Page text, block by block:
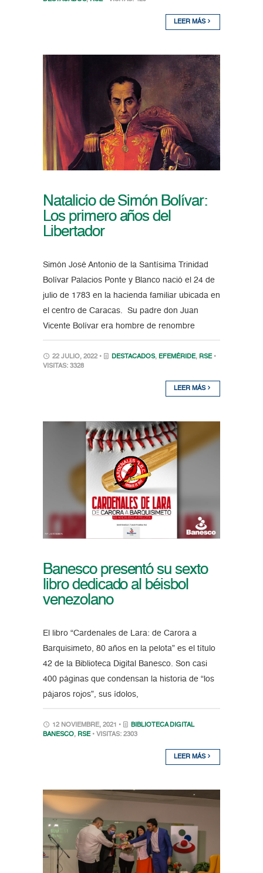
LEER MÁS
Natalicio de Simón Bolívar:
Los primero años del
Libertador
Simón José Antonio de la Santísima Trinidad
Bolívar Palacios Ponte y Blanco nació el 24 de
julio de 1783 en la hacienda familiar ubicada en
el centro de Caracas. Su padre don Juan
Vicente Bolívar era hombre de renombre
22 JULIO, 2022 • DESTACADOS, EFEMÉRIDE, RSE •
VISITAS: 3328
LEER MÁS
Banesco presentó su sexto
libro dedicado al béisbol
venezolano
El libro “Cardenales de Lara: de Carora a
Barquisimeto, 80 años en la pelota” es el título
42 de la Biblioteca Digital Banesco. Son casi
400 páginas que condensan la historia de “los
pájaros rojos”, sus ídolos,
12 NOVIEMBRE, 2021 •
BIBLIOTECA DIGITAL
BANESCO, RSE • VISITAS: 2303
LEER MÁS